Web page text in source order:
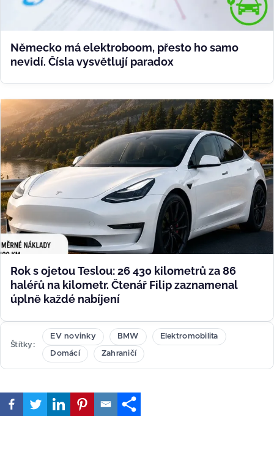
Německo má elektroboom, přesto ho samo
nevidí. Čísla vysvětlují paradox
Rok s ojetou Teslou: 26 430 kilometrů za 86
haléřů na kilometr. Čtenář Filip zaznamenal
úplně každé nabíjení
Štítky
EV novinky BMW Elektromobilita
Domácí Zahraničí